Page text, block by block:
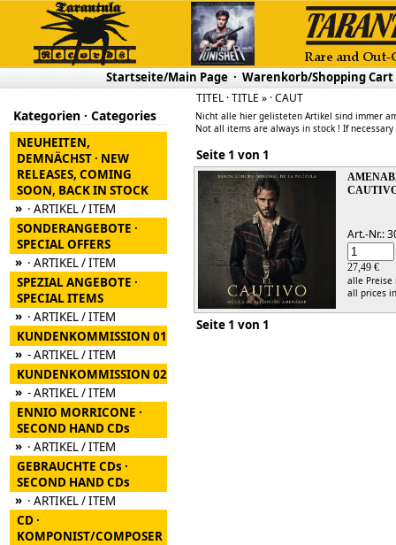
Startseite/Main Page · Warenkorb/Shopping Cart
Kategorien · Categories
NEUHEITEN,
DEMNÄCHST · NEW
RELEASES, COMING
SOON, BACK IN STOCK
» · ARTIKEL / ITEM
SONDERANGEBOTE ·
SPECIAL OFFERS
» · ARTIKEL / ITEM
SPEZIAL ANGEBOTE ·
SPECIAL ITEMS
» · ARTIKEL / ITEM
KUNDENKOMMISSION 01
» - ARTIKEL / ITEM
KUNDENKOMMISSION 02
» - ARTIKEL / ITEM
ENNIO MORRICONE ·
SECOND HAND CDs
» · ARTIKEL / ITEM
GEBRAUCHTE CDs ·
SECOND HAND CDs
» · ARTIKEL / ITEM
CD ·
KOMPONIST/COMPOSER
TITEL · TITLE » · CAUT
Nicht alle hier gelisteten Artikel sind immer
Not all items are always in stock ! If
Seite 1 von 1
Art.-Nr.:
27,49 €
alle
all prices
Seite 1 von 1